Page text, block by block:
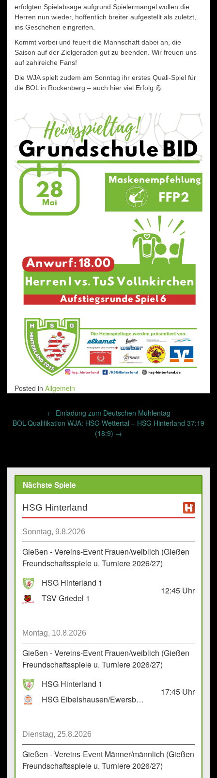
erfolgten Spielabsage aufgrund Spielermangel wollen die
Herren nun wieder, hoffentlich breiter aufgestellt als zuletzt,
ins Geschehen eingreifen.
Kommt vorbei und feuert die Mannschaft dabei an, die
Saison auf der Zielgeraden gut zu beenden. Wir freuen uns
auf zahlreiche Fans!
Die WJA spielt zudem am Sonntag ihr erstes Quali-Spiel für
die BOL in Rockenberg – auch hier viel Erfolg 💪
Posted in Allgemein
navigation
← Einladung zum Deutschen Mühlentag
BOL-Qualifikation WJA: HSG Wettertal – HSG Hinterland 37:19
(18:9) →
Nächste Spiele
HSG Hinterland
Sonntag, 9.8.2026
Gießen - Vereins-Event Frauen/weiblich (Gießen
Freundschaftsspiele u. Turniere 2026/27)
HSG Hinterland 1
TSV Griedel 1
12:45 Uhr
Montag, 10.8.2026
Gießen - Vereins-Event Frauen/weiblich (Gießen
Freundschaftsspiele u. Turniere 2026/27)
HSG Hinterland 1
HSG Eibelshausen/Ewersbach GbR 2
17:45 Uhr
Dienstag, 25.8.2026
Gießen - Vereins-Event Männer/männlich (Gießen
Freundschaftsspiele u. Turniere 2026/27)